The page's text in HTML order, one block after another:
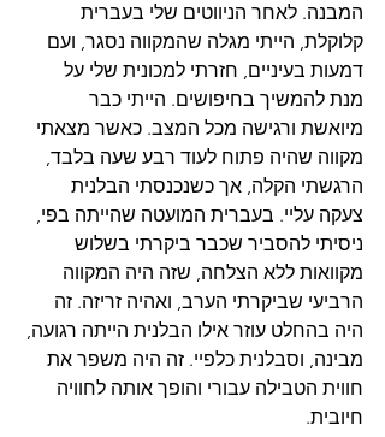
המבנה. לאחר הניווטים שלי בעברית
קלוקלת, הייתי מגלה שהמקווה נסגר, ועם
דמעות בעיניים, חזרתי למכונית שלי על
מנת להמשיך בחיפושים. הייתי כבר
מיואשת ורגישה מכל המצב. כאשר מצאתי
מקווה שהיה פתוח לעוד רבע שעה בלבד,
הרגשתי הקלה, אך כשנכנסתי הבלנית
צעקה עליי. בעברית המועטה שהייתה בפי,
ניסיתי להסביר שכבר ביקרתי בשלוש
מקוואות ללא הצלחה, שזה היה המקווה
הרביעי שביקרתי הערב, ואהיה זריזה. זה
היה בהחלט עוזר אילו הבלנית הייתה רגועה,
מבינה, וסבלנית כלפיי. זה היה משפר את
חווית הטבילה עבורי והופך אותה לחוויה
חיובית.